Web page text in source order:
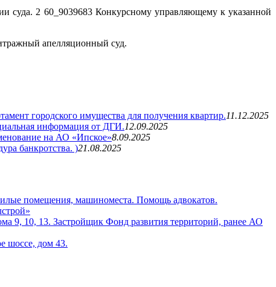
суда. 2 60_9039683 Конкурсному управляющему к указанной
апелляционный суд.
городского имущества для получения квартир.11.12.2025
информация от ДГИ.12.09.2025
на АО «Ипское»8.09.2025
банкротства. )21.08.2025
помещения, машиноместа. Помощь адвокатов.
9, 10, 13. Застройщик Фонд развития территорий, ранее АО
шоссе, дом 43.